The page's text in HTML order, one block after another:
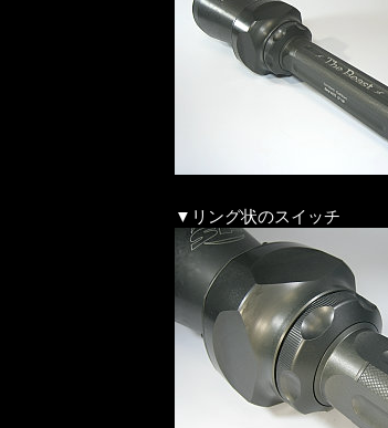
▼リング状のスイッチ